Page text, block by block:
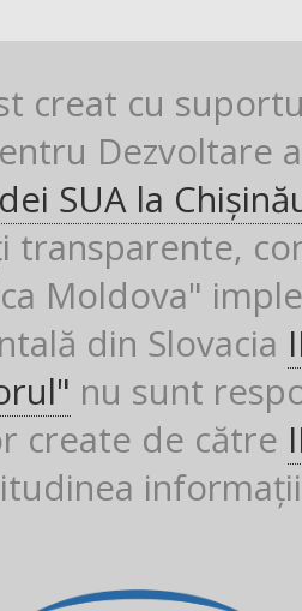
creat cu
Dezvoltare
SUA la
transparente,
Moldova"
din Slovacia
nu sunt
create de către